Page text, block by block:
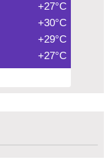
+27°C
+30°C
+29°C
+27°C